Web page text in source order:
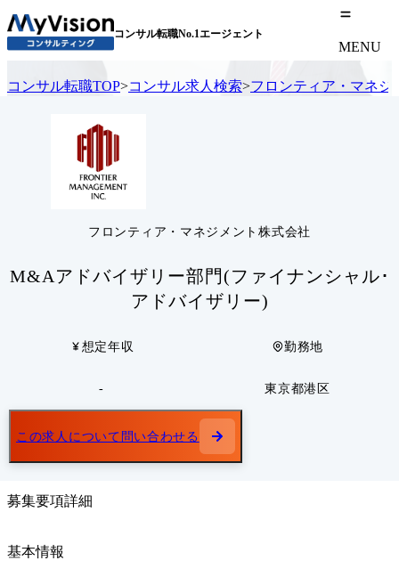
コンサル転職No.1エージェント
MENU
コンサル転職TOP>コンサル求人検索>フロンティア・マネジ
フロンティア・マネジメント株式会社
M&Aアドバイザリー部門(ファイナンシャル･
アドバイザリー)
想定年収
-
勤務地
東京都港区
この求人について問い合わせる
募集要項詳細
基本情報